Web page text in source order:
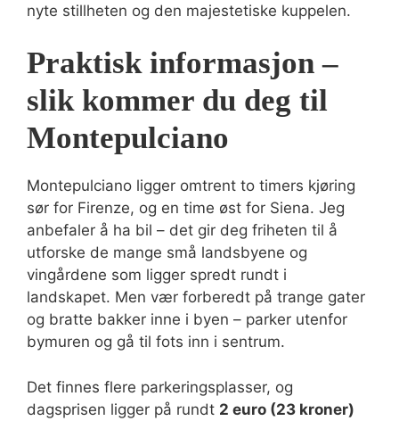
nyte stillheten og den majestetiske kuppelen.
Praktisk informasjon –
slik kommer du deg til
Montepulciano
Montepulciano ligger omtrent to timers kjøring
sør for Firenze, og en time øst for Siena. Jeg
anbefaler å ha bil – det gir deg friheten til å
utforske de mange små landsbyene og
vingårdene som ligger spredt rundt i
landskapet. Men vær forberedt på trange gater
og bratte bakker inne i byen – parker utenfor
bymuren og gå til fots inn i sentrum.
Det finnes flere parkeringsplasser, og
dagsprisen ligger på rundt 2 euro (23 kroner)